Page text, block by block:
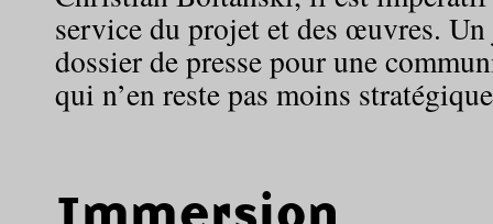
service du projet et des œuvres.
dossier de presse pour une
qui n’en reste pas moins